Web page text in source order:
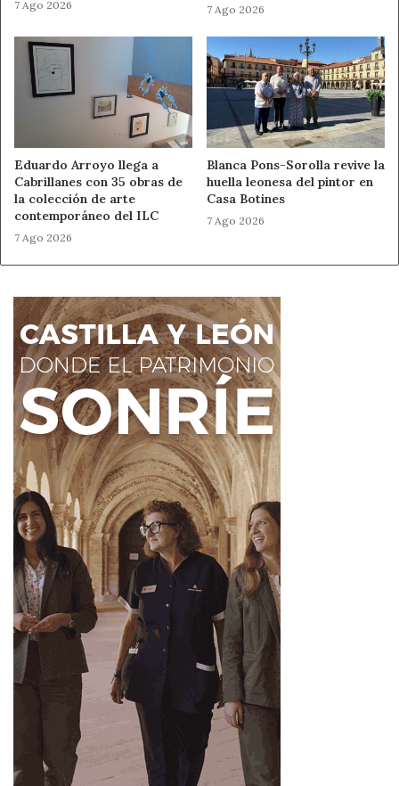
7 Ago 2026 7 Ago 2026
Eduardo Arroyo llega a
Cabrillanes con 35 obras de
la colección de arte
contemporáneo del ILC
7 Ago 2026
Blanca Pons-Sorolla revive la
huella leonesa del pintor en
Casa Botines
7 Ago 2026